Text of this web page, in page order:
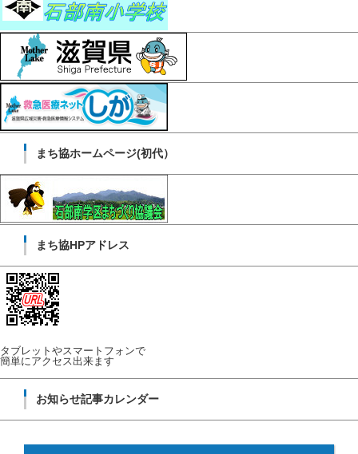
まち協ホームページ(初代）
まち協HPアドレス
タブレットやスマートフォンで
簡単にアクセス出来ます
お知らせ記事カレンダー